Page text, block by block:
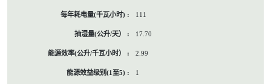
111
17.70
2.99
1